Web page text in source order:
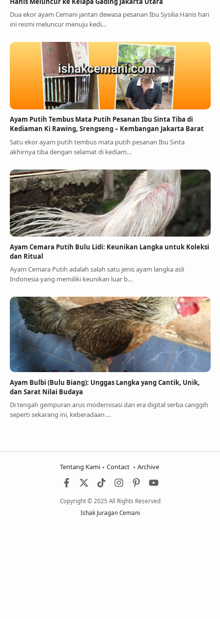
Dua ekor ayam Cemani jantan dewasa pesanan Ibu Sysilia Hanis hari
ini resmi meluncur menuju kedi…
Ayam Putih Tembus Mata Putih Pesanan Ibu Sinta Tiba di
Kediaman Ki Rawing, Srengseng – Kembangan Jakarta Barat
Satu ekor ayam putih tembus mata putih pesanan Ibu Sinta
akhirnya tiba dengan selamat di kediam…
Ayam Cemara Putih Bulu Lidi: Keunikan Langka untuk Koleksi
dan Ritual
Ayam Cemara Putih adalah salah satu jenis ayam langka asli
Indonesia yang memiliki keunikan luar b…
Ayam Bulbi (Bulu Biang): Unggas Langka yang Cantik, Unik,
dan Sarat Nilai Budaya
Di tengah gempuran arus modernisasi dan era digital serba canggih
seperti sekarang ini, keberadaan …
Tentang Kami Contact Archive
Copyright © 2025 All Rights Reserved
Ishak Juragan Cemani